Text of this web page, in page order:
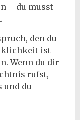
– du musst
den du
ist
Wenn du dir
rufst,
und du